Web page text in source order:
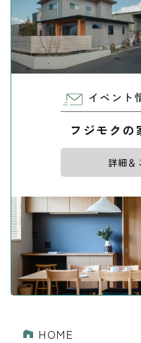
イベント
フジモクの
詳細＆
HOME